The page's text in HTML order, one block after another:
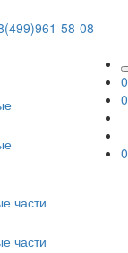
58-08
части
части
0
0
0